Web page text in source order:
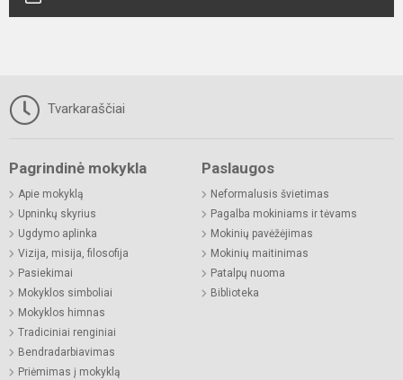
Tvarkaraščiai
Pagrindinė mokykla
Apie mokyklą
Upninkų skyrius
Ugdymo aplinka
Vizija, misija, filosofija
Pasiekimai
Mokyklos simboliai
Mokyklos himnas
Tradiciniai renginiai
Bendradarbiavimas
Priėmimas į mokyklą
Paslaugos
Neformalusis švietimas
Pagalba mokiniams ir tėvams
Mokinių pavėžėjimas
Mokinių maitinimas
Patalpų nuoma
Biblioteka